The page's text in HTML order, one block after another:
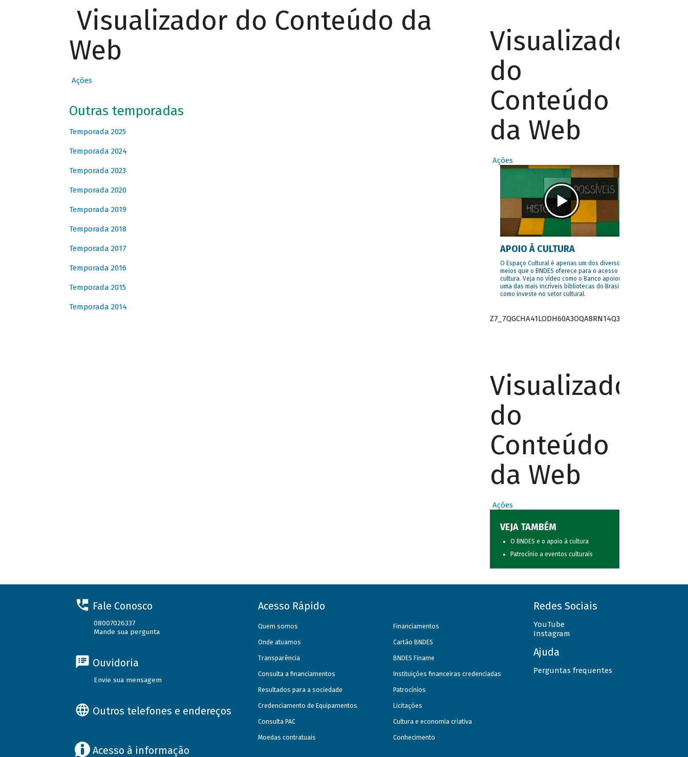
Visualizador do Conteúdo da
Web
Ações
Outras temporadas
Temporada 2025
Temporada 2024
Temporada 2023
Temporada 2020
Temporada 2019
Temporada 2018
Temporada 2017
Temporada 2016
Temporada 2015
Temporada 2014
Visualizador
do
Conteúdo
da Web
Ações
APOIO À CULTURA
O Espaço Cultural é apenas um dos diversos
meios que o BNDES oferece para o acesso à
cultura. Veja no vídeo como o Banco apoiou
uma das mais incríveis bibliotecas do Brasil e
como investe no setor cultural.
Z7_7QGCHA41LODH60A3OQA8RN14Q3
Visualizador
do
Conteúdo
da Web
Ações
VEJA TAMBÉM
O BNDES e o apoio à cultura
Patrocínio a eventos culturais
Fale Conosco
08007026337
Mande sua pergunta
Ouvidoria
Envie sua mensagem
Outros telefones e endereços
Acesso à informação
Acesso Rápido
Quem somos
Onde atuamos
Transparência
Consulta a financiamentos
Resultados para a sociedade
Credenciamento de Equipamentos
Consulta PAC
Moedas contratuais
Financiamentos
Cartão BNDES
BNDES Finame
Instituições financeiras credenciadas
Patrocínios
Licitações
Cultura e economia criativa
Conhecimento
Redes Sociais
YouTube
Instagram
Ajuda
Perguntas frequentes